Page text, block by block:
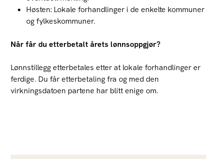
Høsten: Lokale forhandlinger i de enkelte kommuner
og fylkeskommuner.
Når får du etterbetalt årets lønnsoppgjør?
Lønnstillegg etterbetales etter at lokale forhandlinger er
ferdige. Du får etterbetaling fra og med den
virkningsdatoen partene har blitt enige om.